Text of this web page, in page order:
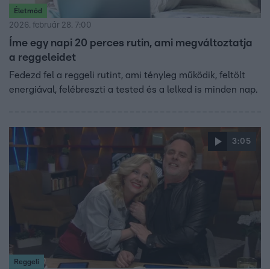
Életmód
2026. február 28. 7:00
Íme egy napi 20 perces rutin, ami megváltoztatja
a reggeleidet
Fedezd fel a reggeli rutint, ami tényleg működik, feltölt
energiával, felébreszti a tested és a lelked is minden nap.
3:05
Reggeli